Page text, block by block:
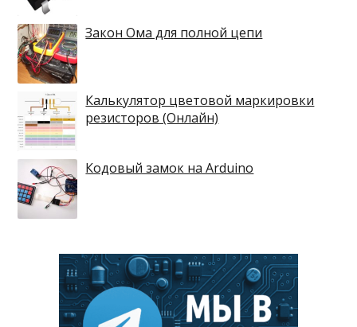
Закон Ома для полной цепи
Калькулятор цветовой маркировки
резисторов (Онлайн)
Кодовый замок на Arduino